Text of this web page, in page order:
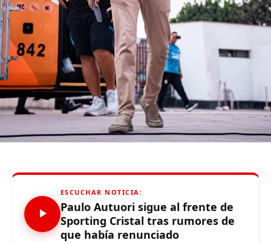
DON'T MISS
(VIDEO) ¡Remontada merengue! Real Madrid venció 2-1 a
Barcelona en el Clásico español
Limaaldia.pe
Mantente informado con Limaaldia.pe
ESCUCHAR NOTICIA:
Paulo Autuori sigue al frente de
Sporting Cristal tras rumores de
que había renunciado